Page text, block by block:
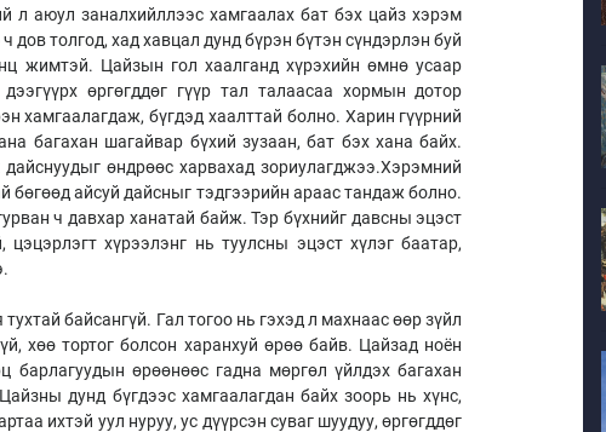
л аюул заналхийллээс хамгаалах бат бэх цайз хэрэм
толгод, хад хавцал дунд бүрэн бүтэн сүндэрлэн буй
жимтэй. Цайзын гол хаалганд хүрэхийн өмнө усаар
өргөгддөг гүүр тал талаасаа хормын дотор
хамгаалагдаж, бүгдэд хаалттай болно. Харин гүүрний
багахан шагайвар бүхий зузаан, бат бэх хана байх.
өндрөөс харвахад зориулагджээ.Хэрэмний
бөгөөд айсуй дайсныг тэдгээрийн араас тандаж болно.
ч давхар ханатай байж. Тэр бүхнийг давсны эцэст
хүрээлэнг нь туулсны эцэст хүлэг баатар,
байсангүй. Гал тогоо нь гэхэд л махнаас өөр зүйл
хөө тортог болсон харанхуй өрөө байв. Цайзад ноён
барлагуудын өрөөнөөс гадна мөргөл үйлдэх багахан
дунд бүгдээс хамгаалагдан байх зоорь нь хүнс,
ихтэй уул нуруу, ус дүүрсэн суваг шуудуу, өргөгддөг